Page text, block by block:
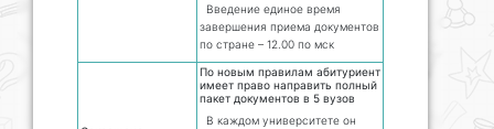
Введение единое время
завершения приема документов
по стране – 12.00 по мск
По новым правилам абитуриент
имеет право направить полный
пакет документов в 5 вузов
В каждом университете он